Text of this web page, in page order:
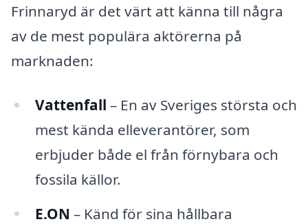
Frinnaryd är det värt att känna till några
av de mest populära aktörerna på
marknaden:
Vattenfall – En av Sveriges största och
mest kända elleverantörer, som
erbjuder både el från förnybara och
fossila källor.
E.ON – Känd för sina hållbara